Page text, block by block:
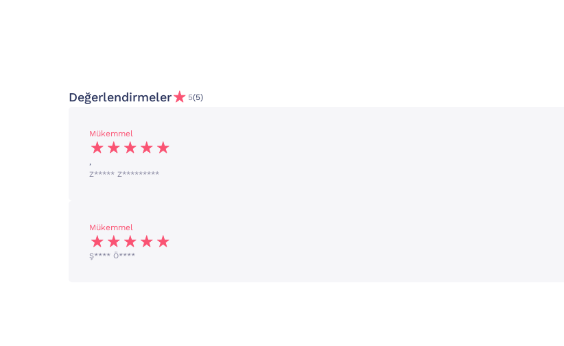
Değerlendirmeler 5(5)
Mükemmel
,
Z***** Z*********
Mükemmel
Ş**** Ö****